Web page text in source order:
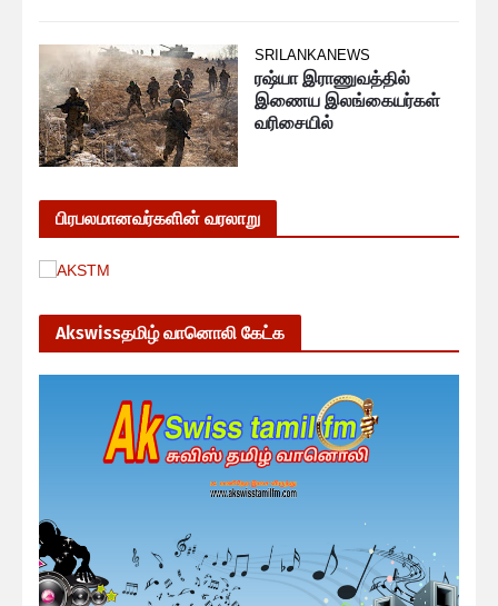
SRILANKANEWS
ரஷ்யா இராணுவத்தில்
இணைய இலங்கையர்கள்
வரிசையில்
பிரபலமானவர்களின் வரலாறு
Akswissதமிழ் வானொலி கேட்க